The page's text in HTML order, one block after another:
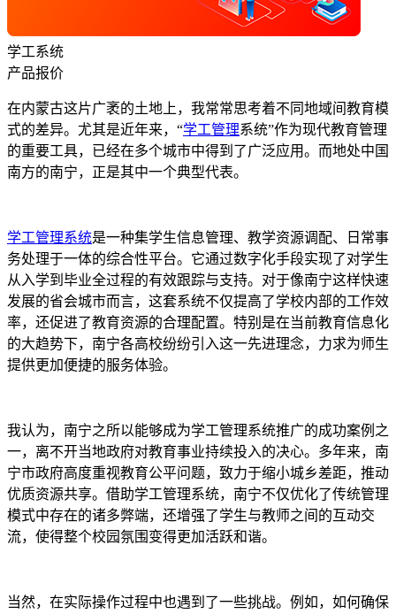
学工系统
产品报价
在内蒙古这片广袤的土地上，我常常思考着不同地域间教育模
式的差异。尤其是近年来，“学工管理系统”作为现代教育管理
的重要工具，已经在多个城市中得到了广泛应用。而地处中国
南方的南宁，正是其中一个典型代表。
学工管理系统是一种集学生信息管理、教学资源调配、日常事
务处理于一体的综合性平台。它通过数字化手段实现了对学生
从入学到毕业全过程的有效跟踪与支持。对于像南宁这样快速
发展的省会城市而言，这套系统不仅提高了学校内部的工作效
率，还促进了教育资源的合理配置。特别是在当前教育信息化
的大趋势下，南宁各高校纷纷引入这一先进理念，力求为师生
提供更加便捷的服务体验。
我认为，南宁之所以能够成为学工管理系统推广的成功案例之
一，离不开当地政府对教育事业持续投入的决心。多年来，南
宁市政府高度重视教育公平问题，致力于缩小城乡差距，推动
优质资源共享。借助学工管理系统，南宁不仅优化了传统管理
模式中存在的诸多弊端，还增强了学生与教师之间的互动交
流，使得整个校园氛围变得更加活跃和谐。
当然，在实际操作过程中也遇到了一些挑战。例如，如何确保